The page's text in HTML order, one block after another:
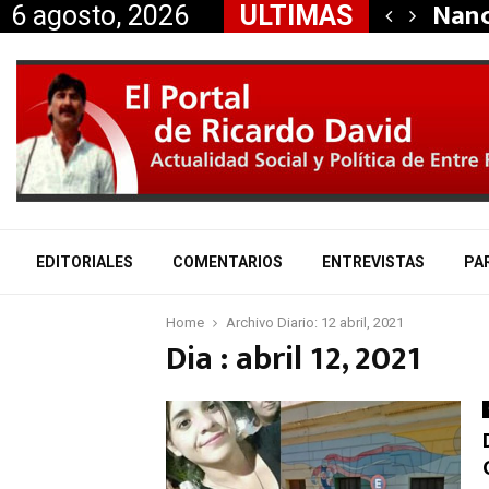
6 agosto, 2026 ULTIMAS
la renuncia…
EDITORIALES COMENTARIOS ENTREVISTAS
Home Archivo Diario: 12 abril, 2021
Dia : abril 12, 2021